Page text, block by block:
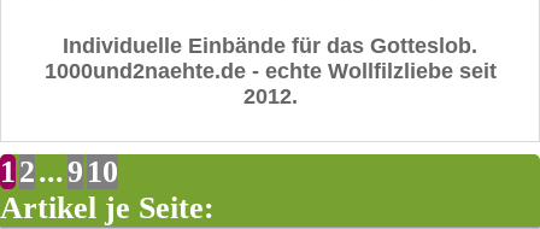
Individuelle Einbände für das Gotteslob.
1000und2naehte.de - echte Wollfilzliebe seit
2012.
12...9 10
Artikel je Seite: